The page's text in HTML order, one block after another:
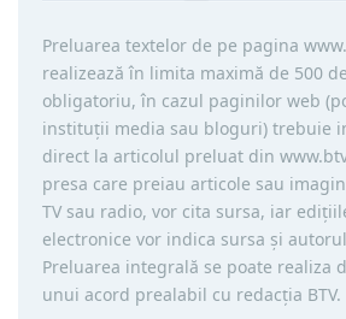
Preluarea textelor de pe pagina
realizează în limita maximă de 500
obligatoriu, în cazul paginilor web
instituţii media sau bloguri) trebuie
direct la articolul preluat din
presa care preiau articole sau
TV sau radio, vor cita sursa, iar
electronice vor indica sursa şi
Preluarea integrală se poate realiza
unui acord prealabil cu redacţia BTV.